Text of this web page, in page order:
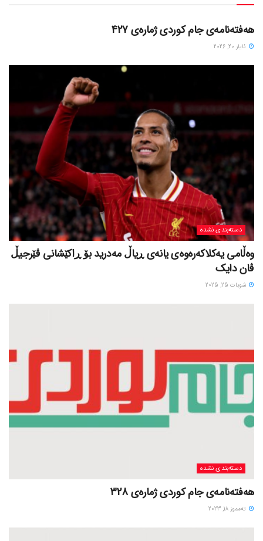
دسته‌بندی نشده
هەفتەنامەی جام کوردی ژمارەی 427
ئایار 20, 2026
دسته‌بندی نشده
وەڵامی یەکلاکەرەوەی یانەی ڕیاڵ مەدرید بۆ ڕاکێشانی ڤێرجیڵ
ڤان دایک
شوبات 25, 2025
دسته‌بندی نشده
هەفتەنامەی جام کوردی ژمارەی 328
ته‌مموز 18, 2023